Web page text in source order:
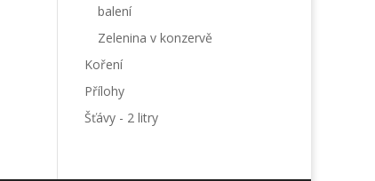
balení
Zelenina v konzervě
Koření
Přílohy
Šťávy - 2 litry